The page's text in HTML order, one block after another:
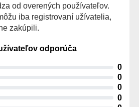
od overených používateľov.
iba registrovaní užívatelia,
zakúpili.
odporúča
0
0
0
0